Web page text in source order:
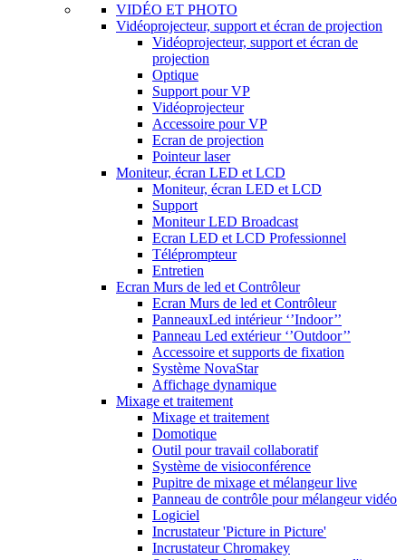
VIDÉO ET PHOTO
Vidéoprojecteur, support et écran de projection
Vidéoprojecteur, support et écran de
projection
Optique
Support pour VP
Vidéoprojecteur
Accessoire pour VP
Ecran de projection
Pointeur laser
Moniteur, écran LED et LCD
Moniteur, écran LED et LCD
Support
Moniteur LED Broadcast
Ecran LED et LCD Professionnel
Téléprompteur
Entretien
Ecran Murs de led et Contrôleur
Ecran Murs de led et Contrôleur
PanneauxLed intérieur ‘’Indoor’’
Panneau Led extérieur ‘’Outdoor’’
Accessoire et supports de fixation
Système NovaStar
Affichage dynamique
Mixage et traitement
Mixage et traitement
Domotique
Outil pour travail collaboratif
Système de visioconférence
Pupitre de mixage et mélangeur live
Panneau de contrôle pour mélangeur vidéo
Logiciel
Incrustateur 'Picture in Picture'
Incrustateur Chromakey